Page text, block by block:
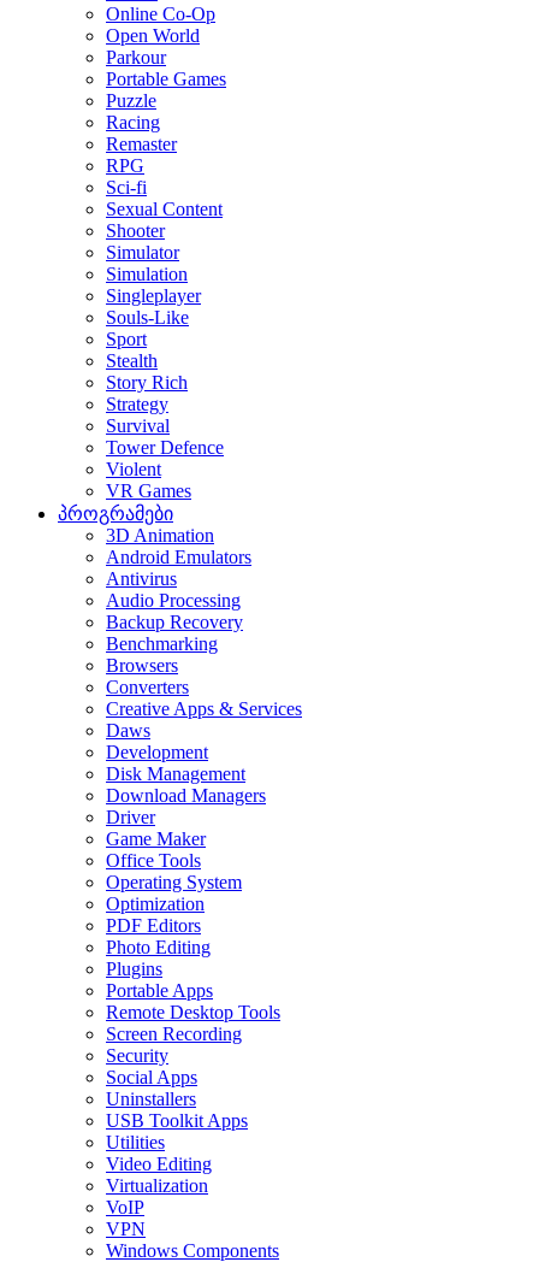
Online Co-Op
Open World
Parkour
Portable Games
Puzzle
Racing
Remaster
RPG
Sci-fi
Sexual Content
Shooter
Simulator
Simulation
Singleplayer
Souls-Like
Sport
Stealth
Story Rich
Strategy
Survival
Tower Defence
Violent
VR Games
პროგრამები
3D Animation
Android Emulators
Antivirus
Audio Processing
Backup Recovery
Benchmarking
Browsers
Converters
Creative Apps & Services
Daws
Development
Disk Management
Download Managers
Driver
Game Maker
Office Tools
Operating System
Optimization
PDF Editors
Photo Editing
Plugins
Portable Apps
Remote Desktop Tools
Screen Recording
Security
Social Apps
Uninstallers
USB Toolkit Apps
Utilities
Video Editing
Virtualization
VoIP
VPN
Windows Components